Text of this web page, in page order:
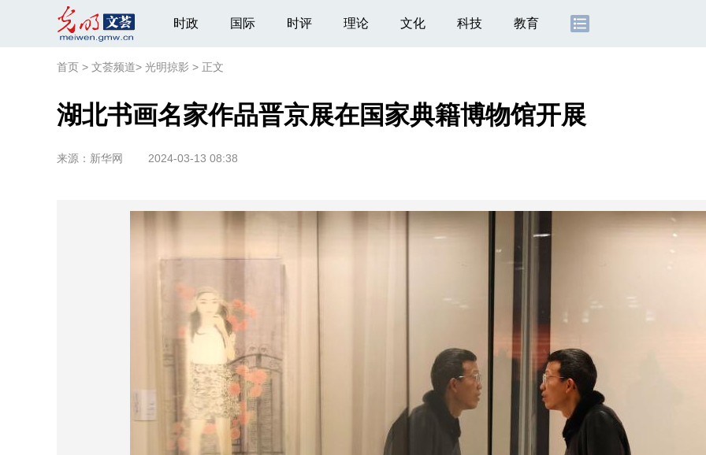
时政 国际 时评 理论 文化 科技 教育
首页 > 文荟频道> 光明掠影 > 正文
湖北书画名家作品晋京展在国家典籍博物馆开展
来源： 新华网 2024-03-13 08:38